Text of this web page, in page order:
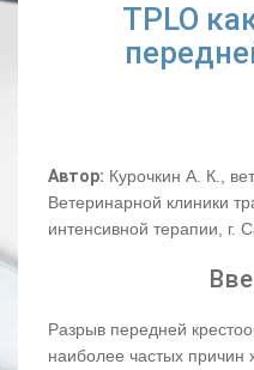
TPLO
Автор: Курочкин А. К.,
Ветеринарной клиники
интенсивной терапии, г.
Разрыв передней
наиболее частых причин